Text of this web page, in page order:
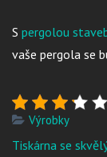
S pergolou
vaše pergola se
Výrobky
Navigace
Tiskárna se